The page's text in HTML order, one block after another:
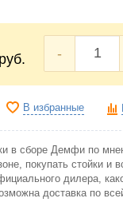
руб. -
В избранные
в сборе Демфи по
покупать стойки
дилера,
доставка по